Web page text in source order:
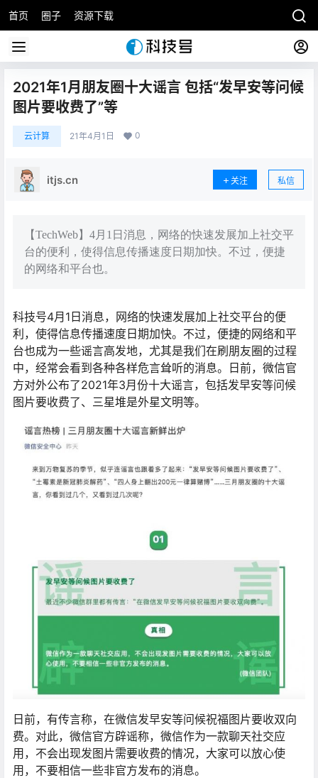
首页 圈子 资源下载
2021年1月朋友圈十大谣言 包括“发早安等问候
图片要收费了”等
云计算 21年4月1日 0
itjs.cn 关注 私信
【TechWeb】4月1日消息，网络的快速发展加上社交平
台的便利，使得信息传播速度日期加快。不过，便捷
的网络和平台也。
科技号4月1日消息，网络的快速发展加上社交平台的便
利，使得信息传播速度日期加快。不过，便捷的网络和平
台也成为一些谣言高发地，尤其是我们在刷朋友圈的过程
中，经常会看到各种各样危言耸听的消息。日前，微信官
方对外公布了2021年3月份十大谣言，包括发早安等问候
图片要收费了、三星堆是外星文明等。
日前，有传言称，在微信发早安等问候祝福图片要收双向
费。对此，微信官方辟谣称，微信作为一款聊天社交应
用，不会出现发图片需要收费的情况，大家可以放心使
用，不要相信一些非官方发布的消息。